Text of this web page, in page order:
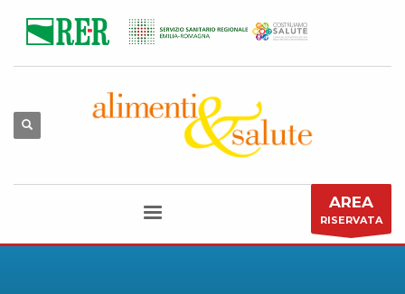
AREA
RISERVATA